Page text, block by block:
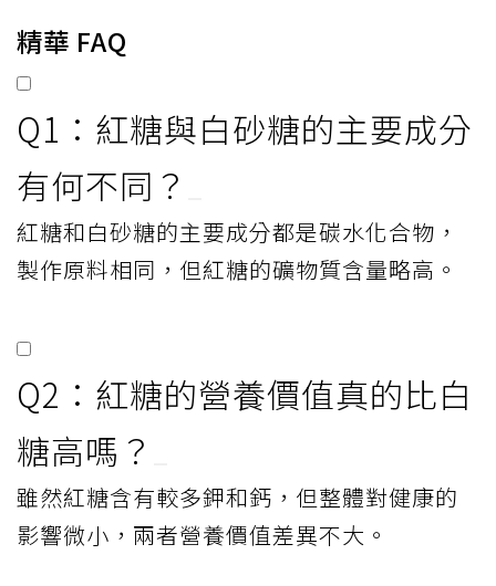
精華 FAQ
Q1：紅糖與白砂糖的主要成分
有何不同？
紅糖和白砂糖的主要成分都是碳水化合物，
製作原料相同，但紅糖的礦物質含量略高。
Q2：紅糖的營養價值真的比白
糖高嗎？
雖然紅糖含有較多鉀和鈣，但整體對健康的
影響微小，兩者營養價值差異不大。